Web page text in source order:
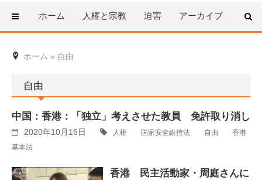
ホーム 人権と宗教 迫害 アーカイブ 人権
ホーム » 自由
自由
中国：香港：「独立」考えさせた教員 免許取り消し
2020年10月16日 人権 国家安全維持法 自由
香港
基本法
香港 民主活動家・周庭さんに